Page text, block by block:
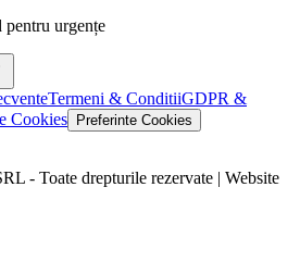
pentru urgențe
Termeni & ConditiiGDPR &
Cookies Preferinte Cookies
- Toate drepturile rezervate | Website